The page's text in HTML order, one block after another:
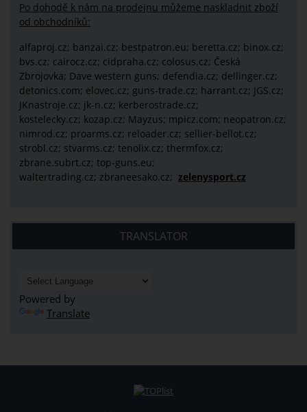
Po dohodě k nám na prodejnu můžeme naskladnit zboží
od obchodníků:
alfaproj.cz; banzai.cz; bestpatron.eu; beretta.cz; binox.cz;
bvs.cz; cairocz.cz; cidpraha.cz; colosus.cz; Česká
Zbrojovka; Dave western guns; defendia.cz; dellinger.cz;
detonics.com; elovec.cz; guns-trade.cz; harrant.cz; JGS.cz;
JKnastroje.cz; jk-n.cz; kerberostrade.cz;
kostelecky.cz; kozap.cz; Mayzus; mpicz.com; neopatron.cz;
nimrod.cz; proarms.cz; reloader.cz; sellier-bellot.cz;
strobl.cz; stvarms.cz; tenolix.cz; thermfox.cz;
zbrane.subrt.cz; top-guns.eu;
waltertrading.cz; zbraneesako.cz; zelenysport.cz
TRANSLATOR
Powered by
Translate